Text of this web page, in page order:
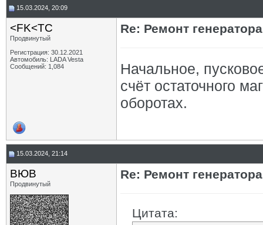
15.03.2024, 20:09
<FK<TC
Продвинутый
Регистрация: 30.12.2021
Автомобиль: LADA Vesta
Сообщений: 1,084
Re: Ремонт
Начальное,
счёт остаточного
оборотах.
15.03.2024, 21:14
ВЮВ
Продвинутый
Re: Ремонт
Цитата: